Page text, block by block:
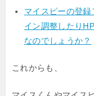
マイスピーの登
イン調整したり
なのでしょうか？
これからも、